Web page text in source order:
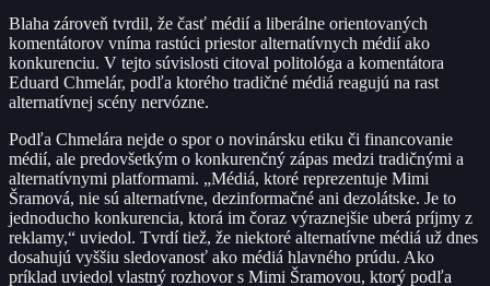
Blaha zároveň tvrdil, že časť médií a liberálne orientovaných
komentátorov vníma rastúci priestor alternatívnych médií ako
konkurenciu. V tejto súvislosti citoval politológa a komentátora
Eduard Chmelár, podľa ktorého tradičné médiá reagujú na rast
alternatívnej scény nervózne.
Podľa Chmelára nejde o spor o novinársku etiku či financovanie
médií, ale predovšetkým o konkurenčný zápas medzi tradičnými a
alternatívnymi platformami. „Médiá, ktoré reprezentuje Mimi
Šramová, nie sú alternatívne, dezinformačné ani dezolátske. Je to
jednoducho konkurencia, ktorá im čoraz výraznejšie uberá príjmy z
reklamy,“ uviedol. Tvrdí tiež, že niektoré alternatívne médiá už dnes
dosahujú vyššiu sledovanosť ako médiá hlavného prúdu. Ako
príklad uviedol vlastný rozhovor s Mimi Šramovou, ktorý podľa